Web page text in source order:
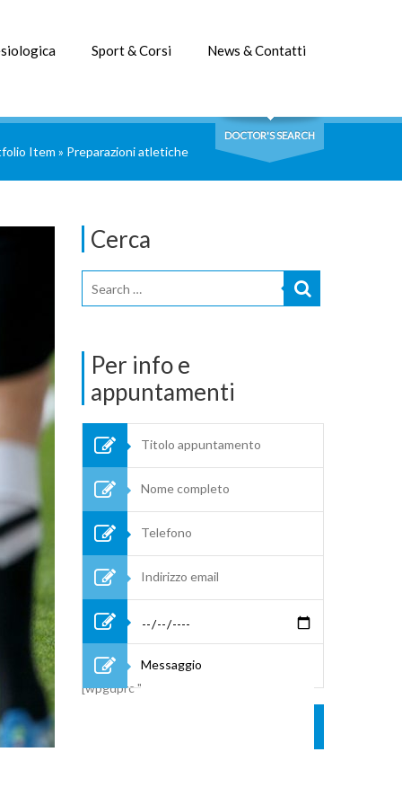
Sport & Corsi News & Contatti
DOCTOR'S SEARCH
Item » Preparazioni atletiche
Cerca
Per info e
appuntamenti
[wpgdprc "Accetto le condizioni Privacy"]